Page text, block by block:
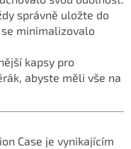
správně uložte do
minimalizovalo
kapsy pro
abyste měli vše na
Case je vynikajícím